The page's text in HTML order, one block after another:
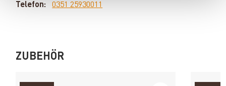
Telefon:
0351 25930011
ZUBEHÖR